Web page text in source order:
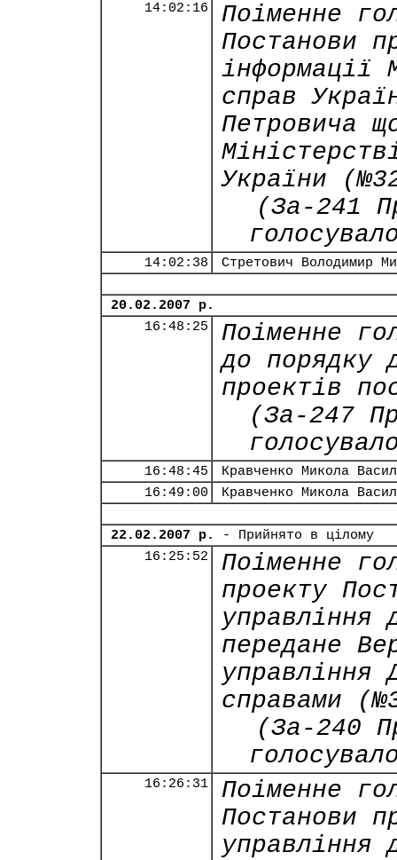
14:02:16
Поіменне
Постанови
інформації
справ
Петровича
України
(За-241
14:02:38 Стретович Володимир
20.02.2007 р.
16:48:25
Поіменне
до порядку
проектів
(За-247
16:48:45
Кравченко Микола
16:49:00
Кравченко Микола
22.02.2007 р.
- Прийнято в цілому
16:25:52
Поіменне
проекту
управління
передане
управління
справами
(За-240
16:26:31
Поіменне
Постанови
управління